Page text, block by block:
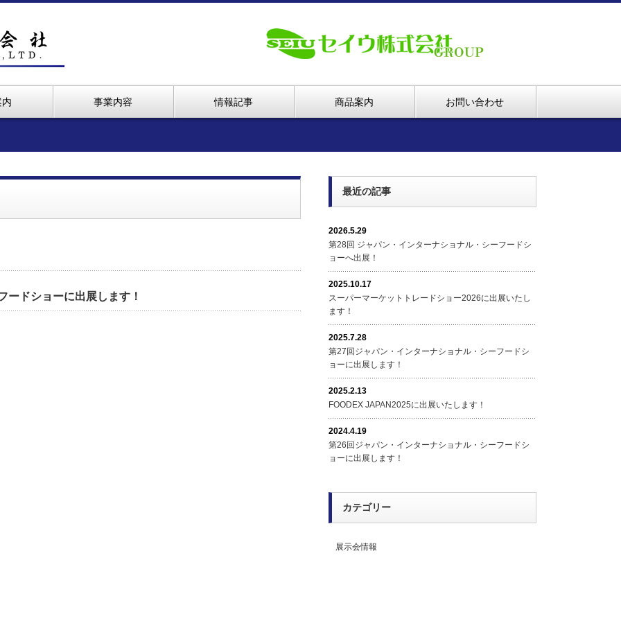
事業内容 情報記事 商品案内 お問い合わせ
ードショーに出展します！
最近の記事
2026.5.29
第28回 ジャパン・インターナショナル・シーフードシ
ョーへ出展！
2025.10.17
スーパーマーケットトレードショー2026に出展いたし
ます！
2025.7.28
第27回ジャパン・インターナショナル・シーフードシ
ョーに出展します！
2025.2.13
FOODEX JAPAN2025に出展いたします！
2024.4.19
第26回ジャパン・インターナショナル・シーフードシ
ョーに出展します！
カテゴリー
展示会情報